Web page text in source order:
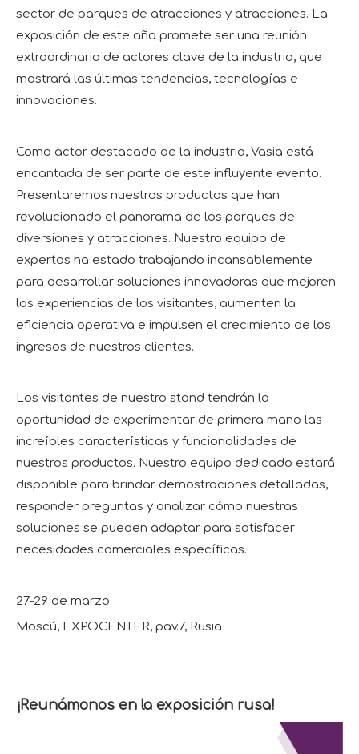
sector de parques de atracciones y atracciones. La
exposición de este año promete ser una reunión
extraordinaria de actores clave de la industria, que
mostrará las últimas tendencias, tecnologías e
innovaciones.
Como actor destacado de la industria, Vasia está
encantada de ser parte de este influyente evento.
Presentaremos nuestros productos que han
revolucionado el panorama de los parques de
diversiones y atracciones. Nuestro equipo de
expertos ha estado trabajando incansablemente
para desarrollar soluciones innovadoras que mejoren
las experiencias de los visitantes, aumenten la
eficiencia operativa e impulsen el crecimiento de los
ingresos de nuestros clientes.
Los visitantes de nuestro stand tendrán la
oportunidad de experimentar de primera mano las
increíbles características y funcionalidades de
nuestros productos. Nuestro equipo dedicado estará
disponible para brindar demostraciones detalladas,
responder preguntas y analizar cómo nuestras
soluciones se pueden adaptar para satisfacer
necesidades comerciales específicas.
27-29 de marzo
Moscú, EXPOCENTER, pav.7, Rusia
¡Reunámonos en la exposición rusa!